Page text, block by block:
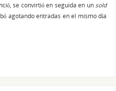
se convirtió en seguida en un sold
agotando entradas en el mismo día